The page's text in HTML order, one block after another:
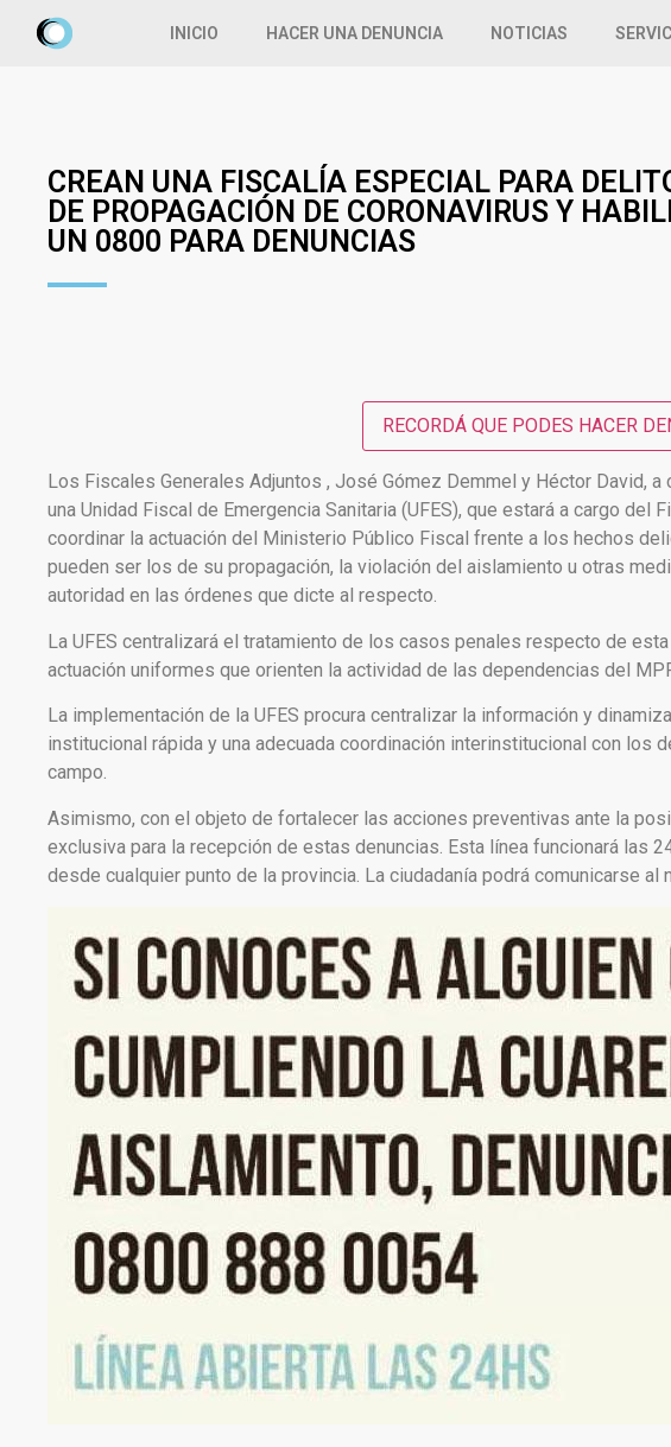
INICIO HACER UNA DENUNCIA NOTICIAS
CREAN UNA FISCALÍA ESPECIAL PARA
DE PROPAGACIÓN DE CORONAVIRUS Y
UN 0800 PARA DENUNCIAS
RECORDÁ QUE PODES HACER
Los Fiscales Generales Adjuntos , José Gómez Demmel y Héctor David,
una Unidad Fiscal de Emergencia Sanitaria (UFES), que estará a cargo
coordinar la actuación del Ministerio Público Fiscal frente a los hechos
pueden ser los de su propagación, la violación del aislamiento u otras
autoridad en las órdenes que dicte al respecto.
La UFES centralizará el tratamiento de los casos penales respecto de
actuación uniformes que orienten la actividad de las dependencias del
La implementación de la UFES procura centralizar la información y
institucional rápida y una adecuada coordinación interinstitucional con
campo.
Asimismo, con el objeto de fortalecer las acciones preventivas ante la
exclusiva para la recepción de estas denuncias. Esta línea funcionará las
desde cualquier punto de la provincia. La ciudadanía podrá comunicarse al